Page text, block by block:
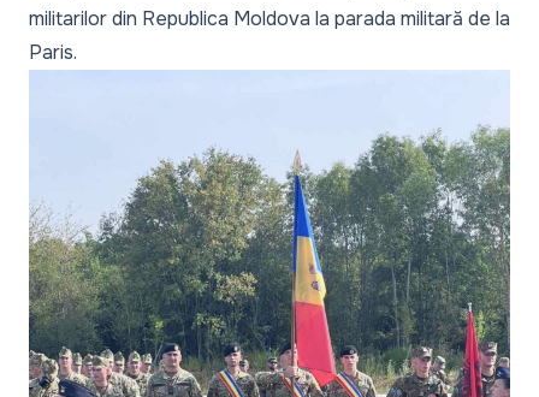
militarilor din Republica Moldova la parada militară de la
Paris.